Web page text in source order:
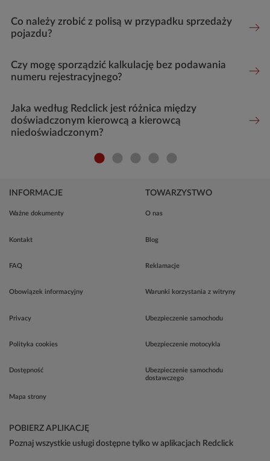
Co należy zrobić z polisą w przypadku sprzedaży
pojazdu?
Czy mogę sporządzić kalkulację bez podawania
numeru rejestracyjnego?
Jaka według Redclick jest różnica między
doświadczonym kierowcą a kierowcą
niedoświadczonym?
INFORMACJE
Ważne dokumenty
Kontakt
FAQ
Obowiązek informacyjny
Privacy
Polityka cookies
Dostępność
Mapa strony
TOWARZYSTWO
O nas
Blog
Reklamacje
Warunki korzystania z witryny
Ubezpieczenie samochodu
Ubezpieczenie motocykla
Ubezpieczenie samochodu
dostawczego
POBIERZ APLIKACJĘ
Poznaj wszystkie usługi dostępne tylko w aplikacjach Redclick